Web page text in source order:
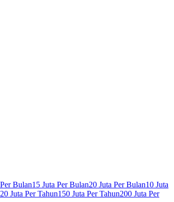
Bulan15 Juta Per Bulan20 Juta Per Bulan10 Juta
Juta Per Tahun150 Juta Per Tahun200 Juta Per